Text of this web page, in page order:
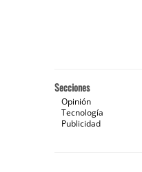
Secciones
Opinión
Tecnología
Publicidad